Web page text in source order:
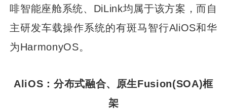
啡智能座舱系统、DiLink均属于该方案，而自
主研发车载操作系统的有斑马智行AliOS和华
为HarmonyOS。
AliOS：分布式融合、原生Fusion(SOA)框
架